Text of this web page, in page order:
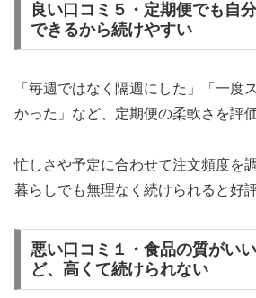
良い口コミ５・定期便でも自
できるから続けやすい
「毎週ではなく隔週にした」「一度
かった」など、定期便の柔軟さを評
忙しさや予定に合わせて注文頻度を
暮らしでも無理なく続けられると好評
悪い口コミ１・食品の質がい
ど、高くて続けられない